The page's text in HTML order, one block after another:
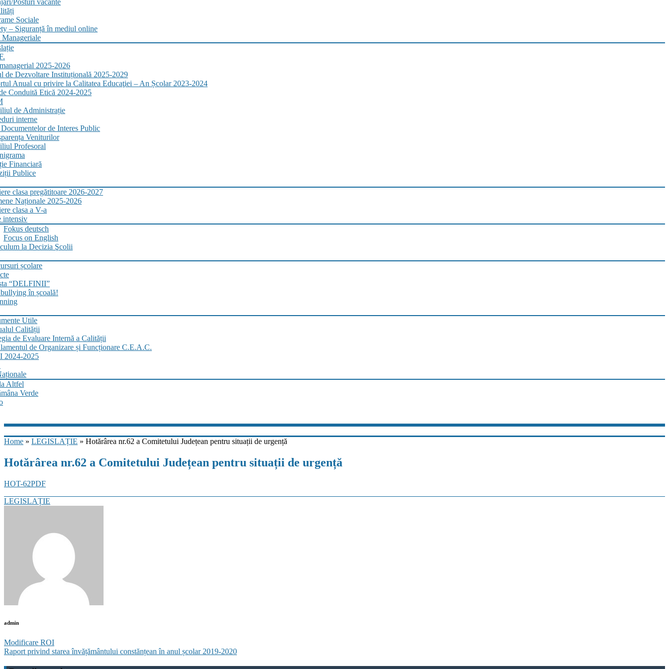
Posturi vacante
Sociale
– Siguranță în mediul online
2025-2026
de Dezvoltare Instituțională 2025-2029
Anual cu privire la Calitatea Educaţiei – An Școlar 2023-2024
Conduită Etică 2024-2025
de Administrație
interne
de Interes Public
Veniturilor
Profesoral
Financiară
Publice
clasa pregătitoare 2026-2027
Naționale 2025-2026
clasa a V-a
intensiv
Fokus deutsch
Focus on English
la Decizia Şcolii
școlare
“DELFINII”
în școală!
Utile
Calității
de Evaluare Internă a Calității
de Organizare și Funcționare C.E.A.C.
2024-2025
Altfel
Verde
Home » LEGISLAȚIE » Hotărârea nr.62 a Comitetului Județean pentru situații de urgență
Hotărârea nr.62 a Comitetului Județean pentru situații de urgență
HOT-62PDF
Categories
LEGISLAȚIE
admin
Post
navigation
Modificare ROI
Raport privind starea învățământului constănțean în anul școlar 2019-2020